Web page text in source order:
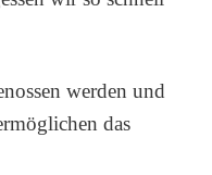
werden und
das